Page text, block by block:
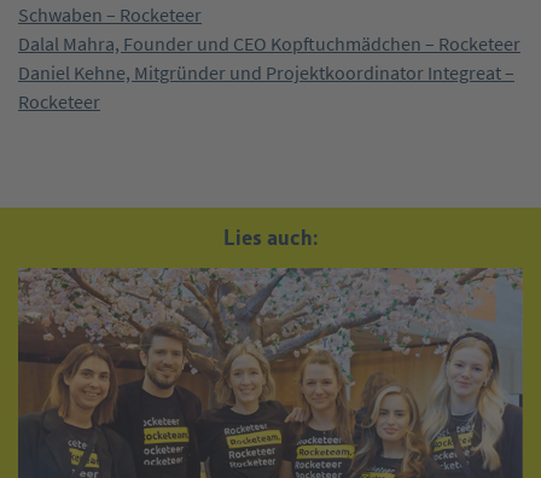
Schwaben – Rocketeer
Dalal Mahra, Founder und CEO Kopftuchmädchen – Rocketeer
Daniel Kehne, Mitgründer und Projektkoordinator Integreat –
Rocketeer
Lies auch: